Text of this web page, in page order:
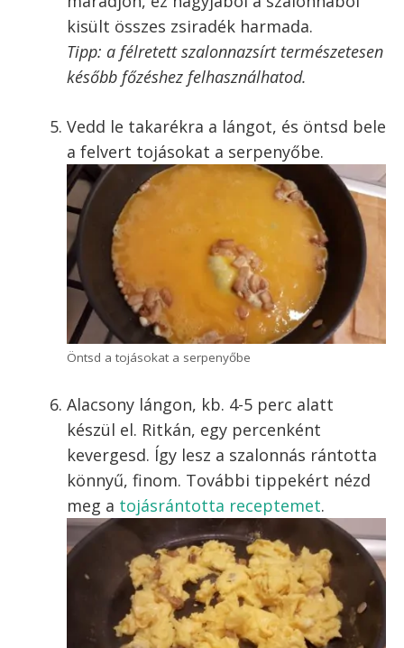
A tojásokat üsd fel
Ha a szalonna kész, öntsd le a zsírjának
nagy részét. Kb. 1 evőkanálnyi zsír
maradjon, ez nagyjából a szalonnából
kisült összes zsiradék harmada.
Tipp: a félretett szalonnazsírt természetesen
később főzéshez felhasználhatod.
Vedd le takarékra a lángot, és öntsd bele
a felvert tojásokat a serpenyőbe.